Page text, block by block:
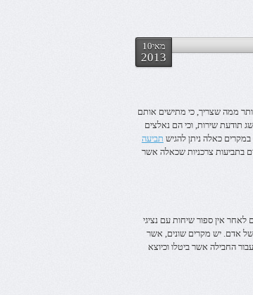
מאי10
2013
ממה שצריך, כי מתישים אותם
תודעת שירות, וכי הם נאלצים
כאלה ניתן להגיש תביעה
בתביעות צרכניות שכאלה אשר
לאחר אין ספור שיחות עם נציגי
של אדם. יש מקרים שונים, אשר
החבילה אשר ביטלו וכיוצא